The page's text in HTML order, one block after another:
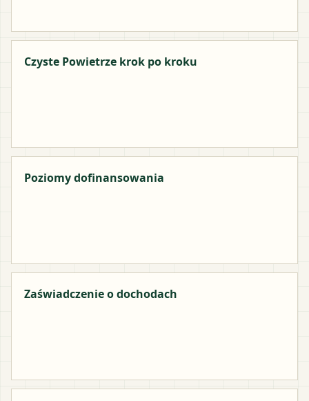
Czyste Powietrze krok po kroku
Poziomy dofinansowania
Zaświadczenie o dochodach